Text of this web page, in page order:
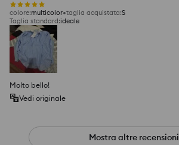
colore:multicolor taglia acquistata:S
Taglia standard:ideale
Molto bello!
Vedi originale
Mostra altre recensioni